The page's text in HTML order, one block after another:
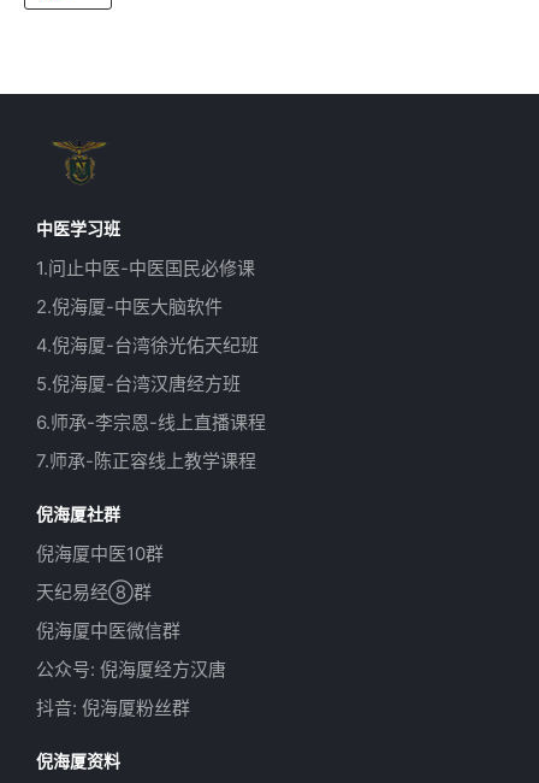
中医学习班
1.问止中医-中医国民必修课
2.倪海厦-中医大脑软件
4.倪海厦-台湾徐光佑天纪班
5.倪海厦-台湾汉唐经方班
6.师承-李宗恩-线上直播课程
7.师承-陈正容线上教学课程
倪海厦社群
倪海厦中医10群
天纪易经⑧群
倪海厦中医微信群
公众号: 倪海厦经方汉唐
抖音: 倪海厦粉丝群
倪海厦资料